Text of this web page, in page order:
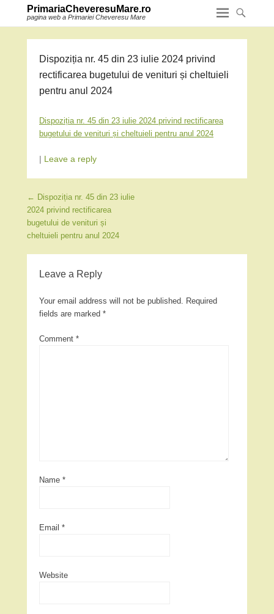
PrimariaCheveresuMare.ro
pagina web a Primariei Cheveresu Mare
Dispoziția nr. 45 din 23 iulie 2024 privind
rectificarea bugetului de venituri și cheltuieli
pentru anul 2024
Dispoziția nr. 45 din 23 iulie 2024 privind rectificarea
bugetului de venituri și cheltuieli pentru anul 2024
| Leave a reply
Post navigation
← Dispoziția nr. 45 din 23 iulie
2024 privind rectificarea
bugetului de venituri și
cheltuieli pentru anul 2024
Leave a Reply
Your email address will not be published. Required
fields are marked *
Comment *
Name *
Email *
Website